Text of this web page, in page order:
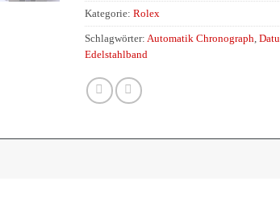
Kategorie:Rolex
Schlagwörter:Automatik Chronograph,
Edelstahlband